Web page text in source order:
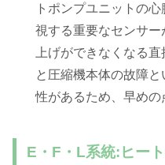
トポンプユニットの
視する重要なセンサ
上げができなくなる
と圧縮機本体の故障
性があるため、早めの
E・F・L系統:ヒー